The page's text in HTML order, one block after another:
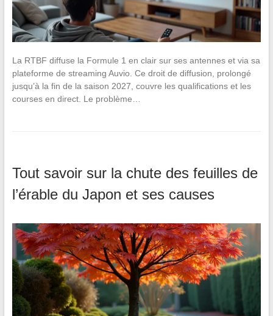
La RTBF diffuse la Formule 1 en clair sur ses antennes et via sa
plateforme de streaming Auvio. Ce droit de diffusion, prolongé
jusqu’à la fin de la saison 2027, couvre les qualifications et les
courses en direct. Le problème…
Tout savoir sur la chute des feuilles de
l’érable du Japon et ses causes